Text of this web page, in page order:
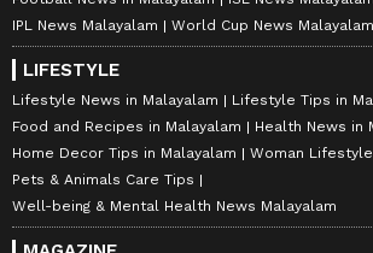
IPL News Malayalam
World Cup News Malayalam
LIFESTYLE
Lifestyle News in Malayalam
Lifestyle Tips in
Food and Recipes in Malayalam
Health News in
Home Decor Tips in Malayalam
Woman
Pets & Animals Care Tips
Well-being & Mental Health News Malayalam